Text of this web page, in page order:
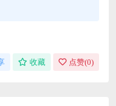
收藏 点赞(0)